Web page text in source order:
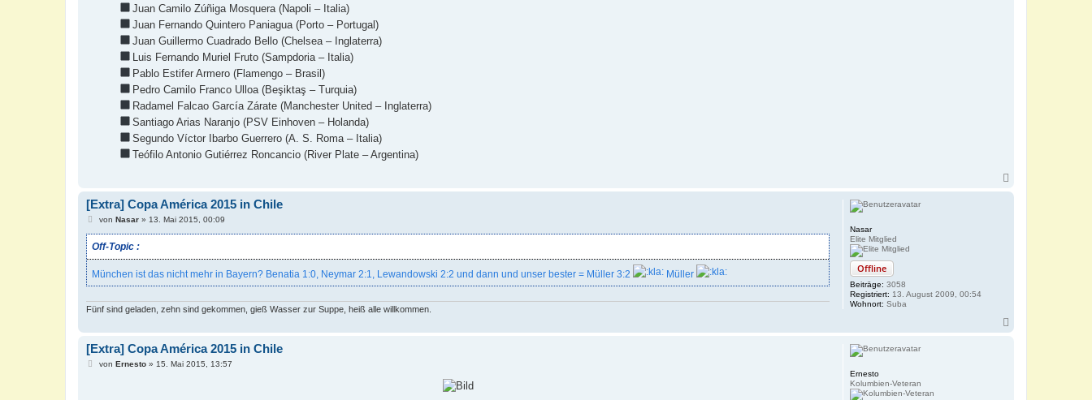
Juan Camilo Zúñiga Mosquera (Napoli – Italia)
Juan Fernando Quintero Paniagua (Porto – Portugal)
Juan Guillermo Cuadrado Bello (Chelsea – Inglaterra)
Luis Fernando Muriel Fruto (Sampdoria – Italia)
Pablo Estifer Armero (Flamengo – Brasil)
Pedro Camilo Franco Ulloa (Beşiktaş – Turquia)
Radamel Falcao García Zárate (Manchester United – Inglaterra)
Santiago Arias Naranjo (PSV Einhoven – Holanda)
Segundo Víctor Ibarbo Guerrero (A. S. Roma – Italia)
Teófilo Antonio Gutiérrez Roncancio (River Plate – Argentina)
Nasar
Elite Mitglied
Offline
Beiträge: 3058
Registriert: 13. August 2009, 00:54
Wohnort: Suba
[Extra] Copa América 2015 in Chile
B
t
r
g
von Nasar» 13. Mai 2015, 00:09
Off-Topic :
München ist das nicht mehr in Bayern? Benatia 1:0, Neymar 2:1, Lewandowski 2:2 und dann und unser bester = Müller 3:2 Müller
Fünf sind geladen, zehn sind gekommen, gieß Wasser zur Suppe, heiß alle willkommen.
Ernesto
Kolumbien-Veteran
[Extra] Copa América 2015 in Chile
Bvon Ernesto» 15. Mai 2015, 13:57